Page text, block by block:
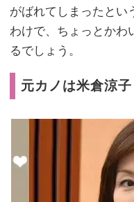
がばれてしまったとい
わけで、ちょっとかわ
るでしょう。
元カノは米倉涼子